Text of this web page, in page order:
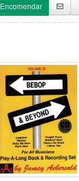
Encomendar